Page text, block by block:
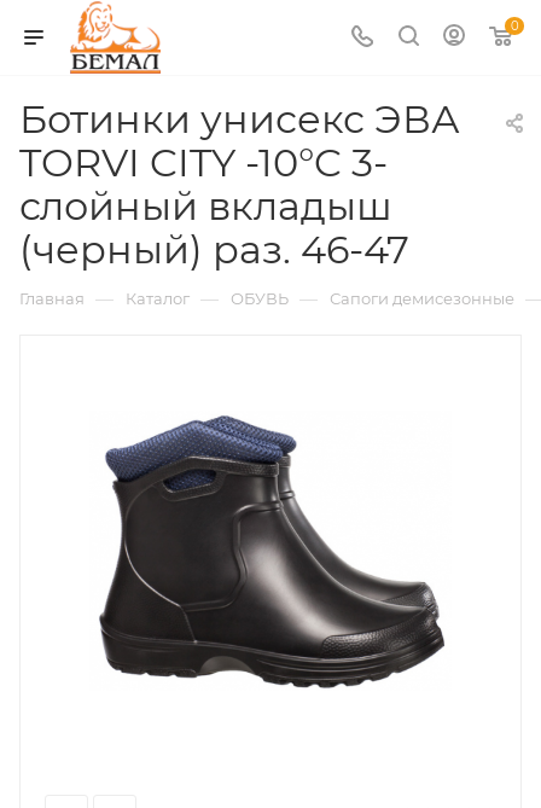
0
Ботинки унисекс ЭВА
TORVI CITY -10°C 3-
слойный вкладыш
(черный) раз. 46-47
Главная — Каталог — ОБУВЬ — Сапоги демисезонные